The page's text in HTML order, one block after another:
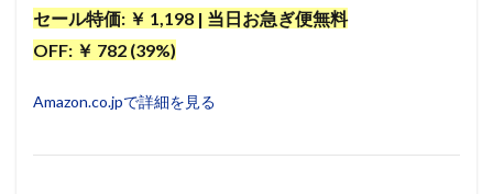
セール特価: ￥ 1,198 | 当日お急ぎ便無料
OFF: ￥ 782 (39%)
Amazon.co.jpで詳細を見る